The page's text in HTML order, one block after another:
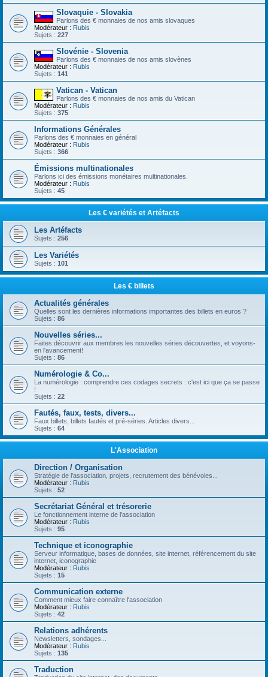
Slovaquie - Slovakia
Parlons des € monnaies de nos amis slovaques
Modérateur : Rubis
Sujets : 227
Slovénie - Slovenia
Parlons des € monnaies de nos amis slovènes
Modérateur : Rubis
Sujets : 141
Vatican - Vatican
Parlons des € monnaies de nos amis du Vatican
Modérateur : Rubis
Sujets : 375
Informations Générales
Parlons des € monnaies en général
Modérateur : Rubis
Sujets : 366
Émissions multinationales
Parlons ici des émissions monétaires multinationales.
Modérateur : Rubis
Sujets : 45
Les € variétés et Artéfacts
Les Artéfacts
Sujets : 256
Les Variétés
Sujets : 101
Les € billets
Actualités générales
Quelles sont les dernières informations importantes des billets en euros ?
Sujets : 86
Nouvelles séries...
Faites découvrir aux membres les nouvelles séries découvertes, et voyons-
en l'avancement!
Sujets : 86
Numérologie & Co...
La numérologie : comprendre ces codages secrets : c'est ici que ça se passe
!
Sujets : 22
Fautés, faux, tests, divers...
Faux billets, billets fautés et pré-séries. Articles divers...
Sujets : 64
L'Association
Direction / Organisation
Stratégie de l'association, projets, recrutement des bénévoles...
Modérateur : Rubis
Sujets : 52
Secrétariat Général et trésorerie
Le fonctionnement interne de l'association
Modérateur : Rubis
Sujets : 95
Technique et iconographie
Serveur informatique, bases de données, site internet, référencement du site
internet, iconographie
Modérateur : Rubis
Sujets : 15
Communication externe
Comment mieux faire connaître l'association
Modérateur : Rubis
Sujets : 42
Relations adhérents
Newsletters, sondages...
Modérateur : Rubis
Sujets : 135
Traduction